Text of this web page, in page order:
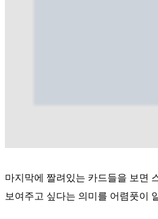
마지막에 짤려있는 카드들을 보면
보여주고 싶다는 의미를 어렴풋이